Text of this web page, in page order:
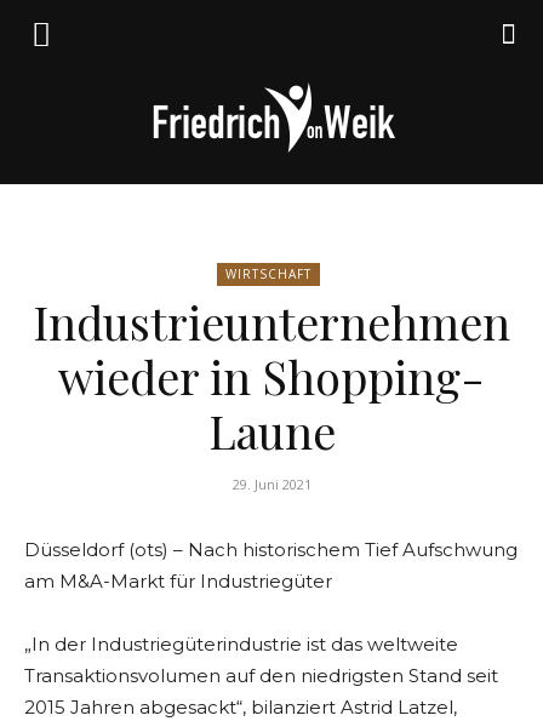
von
Weik
WIRTSCHAFT
Industrieunternehmen
wieder in Shopping-
Laune
29. Juni 2021
Düsseldorf (ots) – Nach historischem Tief Aufschwung
am M&A-Markt für Industriegüter
„In der Industriegüterindustrie ist das weltweite
Transaktionsvolumen auf den niedrigsten Stand seit
2015 Jahren abgesackt“, bilanziert Astrid Latzel,